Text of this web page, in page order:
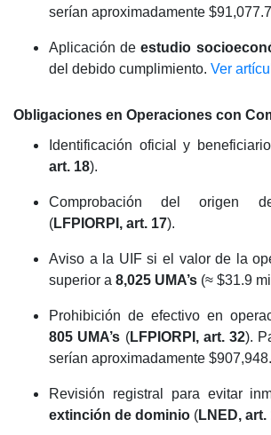
serían aproximadamente
Aplicación deestudio
del debido cumplimiento. Ver
Obligaciones en Operaciones con
Identificación oficial y
art. 18).
Comprobación del origen
(LFPIORPI, art. 17).
Aviso a la UIF si el valor de la
superior a 8,025 UMA’s (≈ $31.9
Prohibición de efectivo en
805 UMA’s (LFPIORPI, art. 32).
serían aproximadamente
Revisión registral para evitar
extinción de dominio (LNED, art.